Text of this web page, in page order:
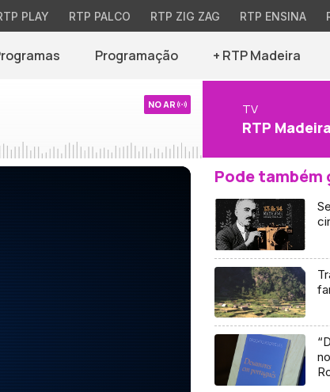
PLAY RTP PALCO RTP ZIG ZAG RTP ENSINA
Programação + RTP Madeira
NO AR TV
RTP Madeira
Pode também